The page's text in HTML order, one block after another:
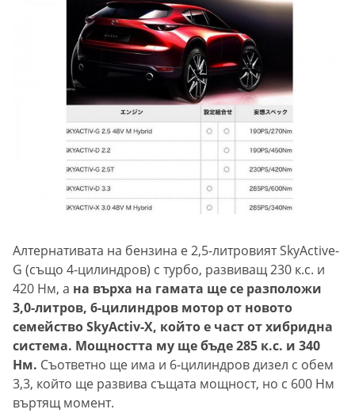
Алтернативата на бензина е 2,5-литровият SkyActive-
G (също 4-цилиндров) с турбо, развиващ 230 к.с. и
420 Нм, а на върха на гамата ще се разположи
3,0-литров, 6-цилиндров мотор от новото
семейство SkyActiv-X, който е част от хибридна
система. Мощността му ще бъде 285 к.с. и 340
Нм. Съответно ще има и 6-цилиндров дизел с обем
3,3, който ще развива същата мощност, но с 600 Нм
въртящ момент.